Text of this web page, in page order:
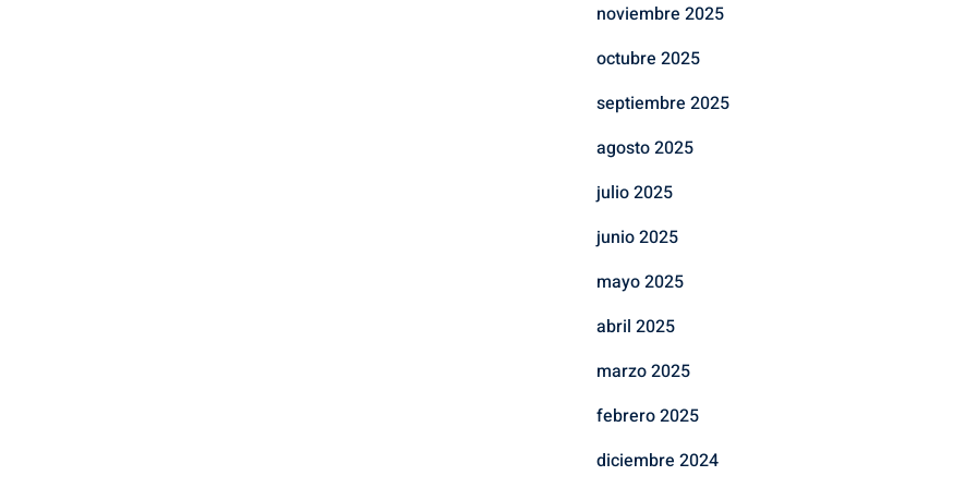
noviembre 2025
octubre 2025
septiembre 2025
agosto 2025
julio 2025
junio 2025
mayo 2025
abril 2025
marzo 2025
febrero 2025
diciembre 2024